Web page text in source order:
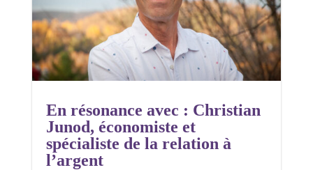
En résonance avec : Christian
Junod, économiste et
spécialiste de la relation à
l’argent